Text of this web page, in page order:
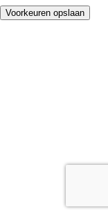
Voorkeuren opslaan